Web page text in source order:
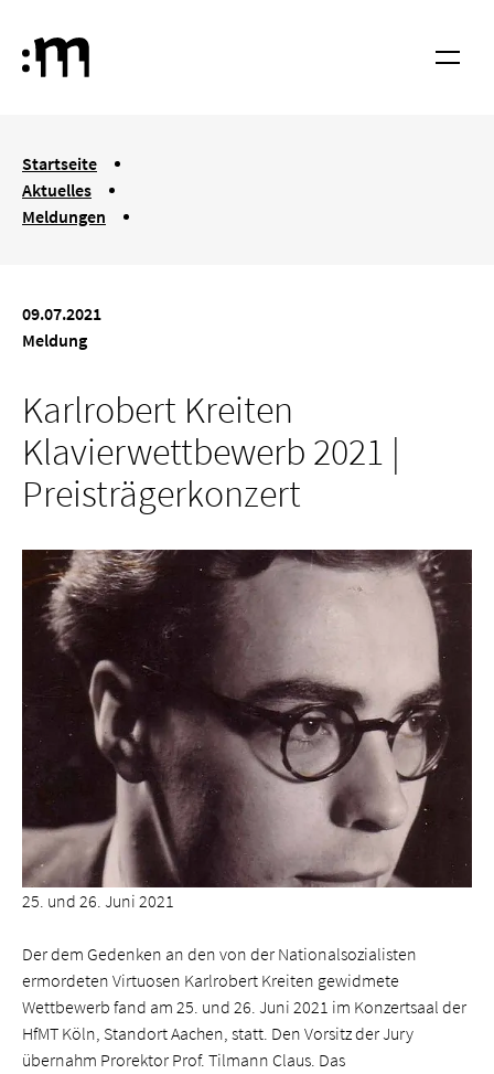
Hochschule für Musik und Tanz Köln Menü
You are here:
Startseite
Aktuelles
Meldungen
Karlrobert Kreiten Klavierwettbewerb 2021 |
09.07.2021
Meldung
Karlrobert Kreiten
Klavierwettbewerb 2021 |
Preisträgerkonzert
25. und 26. Juni 2021
Der dem Gedenken an den von der Nationalsozialisten
ermordeten Virtuosen Karlrobert Kreiten gewidmete
Wettbewerb fand am 25. und 26. Juni 2021 im Konzertsaal der
HfMT Köln, Standort Aachen, statt. Den Vorsitz der Jury
übernahm Prorektor Prof. Tilmann Claus. Das